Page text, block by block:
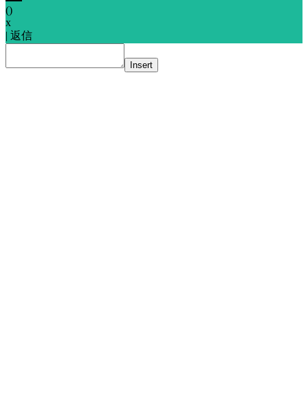
()
x
| 返信
Insert